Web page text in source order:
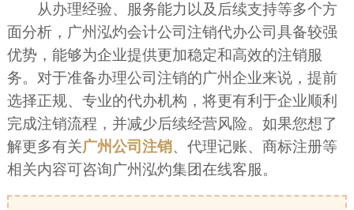
从办理经验、服务能力以及后续支持等多个方
面分析，广州泓灼会计公司注销代办公司具备较强
优势，能够为企业提供更加稳定和高效的注销服
务。对于准备办理公司注销的广州企业来说，提前
选择正规、专业的代办机构，将更有利于企业顺利
完成注销流程，并减少后续经营风险。如果您想了
解更多有关广州公司注销、代理记账、商标注册等
相关内容可咨询广州泓灼集团在线客服。